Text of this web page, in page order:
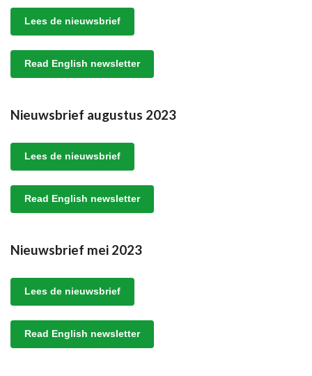
Lees de nieuwsbrief
Read English newsletter
Nieuwsbrief augustus 2023
Lees de nieuwsbrief
Read English newsletter
Nieuwsbrief mei 2023
Lees de nieuwsbrief
Read English newsletter